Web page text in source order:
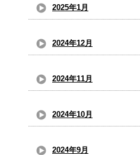
2025年1月
2024年12月
2024年11月
2024年10月
2024年9月